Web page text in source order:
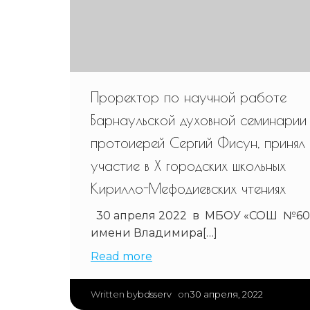
Проректор по научной работе
Барнаульской духовной семинарии
протоиерей Сергий Фисун, принял
участие в X городских школьных
Кирилло-Мефодиевских чтениях
30 апреля 2022 в МБОУ «СОШ
имени Владимира[…]
Read more
Written bybdsserv on30 апреля, 2022